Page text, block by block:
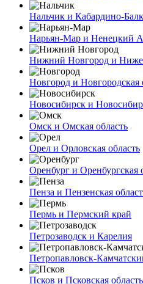
Нальчик и Кабардино-
Нарьян-Мар и Ненецкий
Нижний Новгород и
Новгород и Новгородская
Новосибирск и
Омск и Омская область
Орел и Орловская область
Оренбург и Оренбургская
Пенза и Пензенская
Пермь и Пермский край
Петрозаводск и Карелия
Петропавловск-
Псков и Псковская область